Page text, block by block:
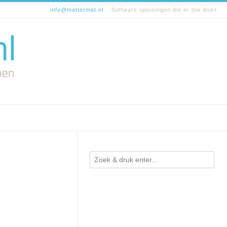
info@mattermat.nl Software oplosingen die er toe doen